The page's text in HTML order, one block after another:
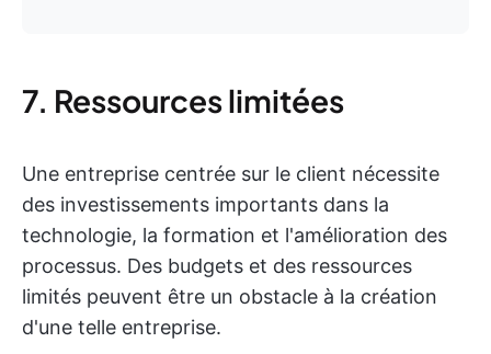
7. Ressources limitées
Une entreprise centrée sur le client nécessite
des investissements importants dans la
technologie, la formation et l'amélioration des
processus. Des budgets et des ressources
limités peuvent être un obstacle à la création
d'une telle entreprise.